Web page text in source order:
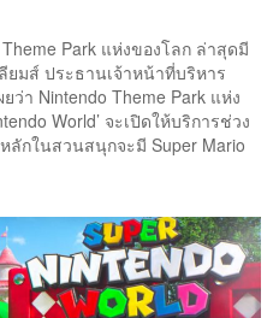
Park แห่งของโลก ล่าสุดมี
มส์ ประธานเจ้าหน้าที่บริหาร
ว่า Nintendo Theme Park แห่ง
World’ จะเปิดให้บริการช่วง
ลักในสวนสนุกจะมี Super Mario